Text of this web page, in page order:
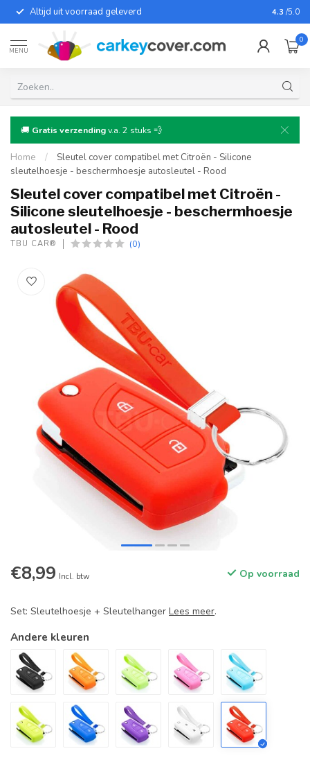
Altijd uit voorraad geleverd Voor
4.3 /5.0
MENU
0
🚚 Gratis verzendingv.a. 2 stuks 💨
Home /
Sleutel cover compatibel met Citroën - Silicone
sleutelhoesje - beschermhoesje autosleutel - Rood
Sleutel cover compatibel met Citroën -
Silicone sleutelhoesje - beschermhoesje
autosleutel - Rood
TBU CAR® (0)
€8,99 Incl. btw Op voorraad
Set: Sleutelhoesje + Sleutelhanger Lees meer.
Andere kleuren